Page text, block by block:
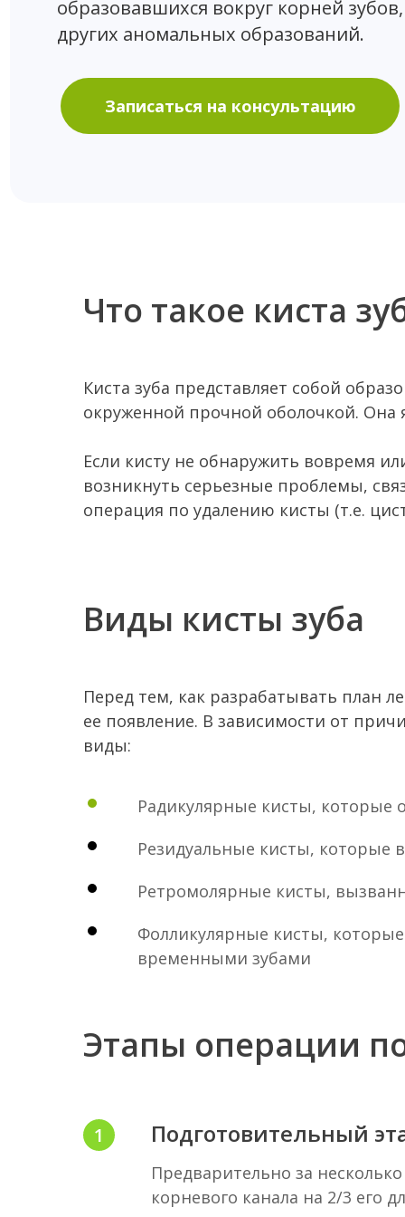
Записаться на консультацию
Что такое киста
Киста зуба представляет собой
окруженной прочной оболочкой. Она
Если кисту не обнаружить вовремя
возникнуть серьезные проблемы,
операция по удалению кисты (т.е.
Виды кисты зуба
Перед тем, как разрабатывать план
ее появление. В зависимости от
виды:
Радикулярные кисты, которые
Резидуальные кисты, которые
Ретромолярные кисты,
Фолликулярные кисты, которые
временными зубами
Этапы операции
Подготовительный
Предварительно за
корневого канала на 2/3 его